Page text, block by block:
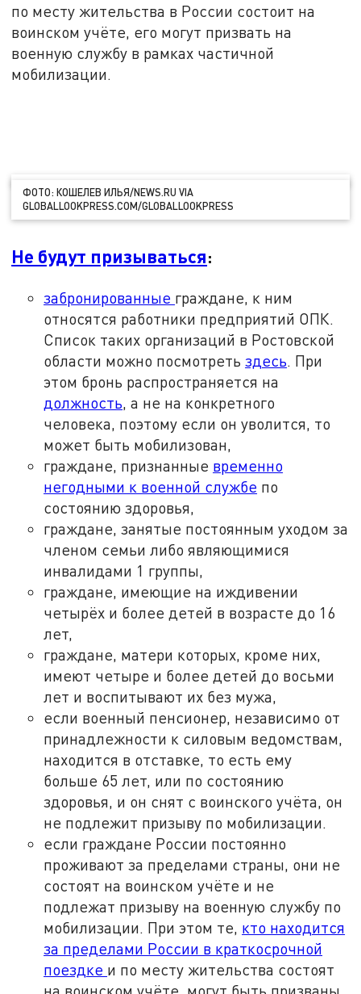
по месту жительства в России состоит на
воинском учёте, его могут призвать на
военную службу в рамках частичной
мобилизации.
ФОТО: КОШЕЛЕВ ИЛЬЯ/NEWS.RU VIA
GLOBALLOOKPRESS.COM/GLOBALLOOKPRESS
Не будут призываться:
забронированные граждане, к ним
относятся работники предприятий ОПК.
Список таких организаций в Ростовской
области можно посмотретьздесь. При
этом бронь распространяется на
должность, а не на конкретного
человека, поэтому если он уволится, то
может быть мобилизован,
граждане, признанные временно
негодными к военной службе по
состоянию здоровья,
граждане, занятые постоянным уходом за
членом семьи либо являющимися
инвалидами 1 группы,
граждане, имеющие на иждивении
четырёх и более детей в возрасте до 16
лет,
граждане, матери которых, кроме них,
имеют четыре и более детей до восьми
лет и воспитывают их без мужа,
если военный пенсионер, независимо от
принадлежности к силовым ведомствам,
находится в отставке, то есть ему
больше 65 лет, или по состоянию
здоровья, и он снят с воинского учёта, он
не подлежит призыву по мобилизации.
если граждане России постоянно
проживают за пределами страны, они не
состоят на воинском учёте и не
подлежат призыву на военную службу по
мобилизации. При этом те, кто находится
за пределами России в краткосрочной
поездке и по месту жительства состоят
на воинском учёте, могут быть призваны,